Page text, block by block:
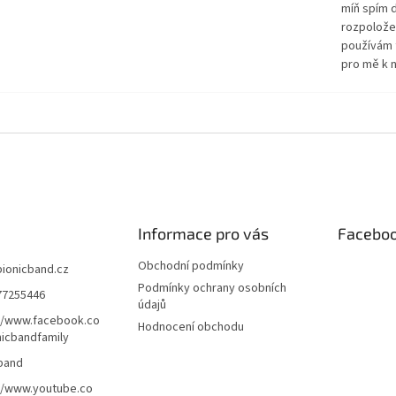
míň spím
používám
pro mě k
Informace pro vás
Obchodní podmínky
Podmínky ochrany osobních
údajů
Hodnocení obchodu